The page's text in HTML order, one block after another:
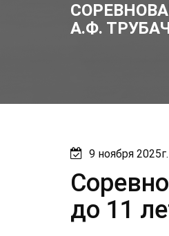
А.Ф.
9 ноября
до 11